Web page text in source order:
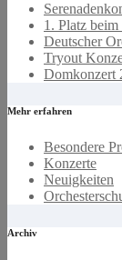
1. Platz
Deutscher
Tryout
Domkonzert
Mehr erfahren
Besondere
Konzerte
Neuigkeiten
Archiv